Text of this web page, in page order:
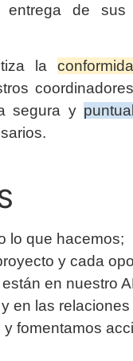
de sus
la
segura y puntual
lo que hacemos;
y cada
están en nuestro
en las
fomentamos